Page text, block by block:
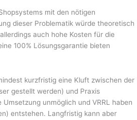
mit den nötigen
dieser Problematik würde theoretisch
auch hohe Kosten für die
100% Lösungsgarantie bieten
kurzfristig eine Kluft zwischen der
gestellt werden) und Praxis
unmöglich und VRRL haben
entstehen. Langfristig kann aber